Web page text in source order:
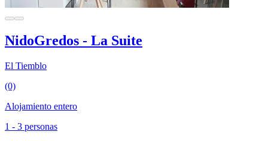
NidoGredos - La Suite
El Tiemblo
(0)
Alojamiento entero
1 - 3 personas